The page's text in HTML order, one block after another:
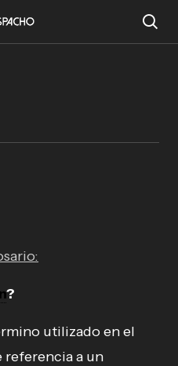
?
utilizado en el
referencia a un